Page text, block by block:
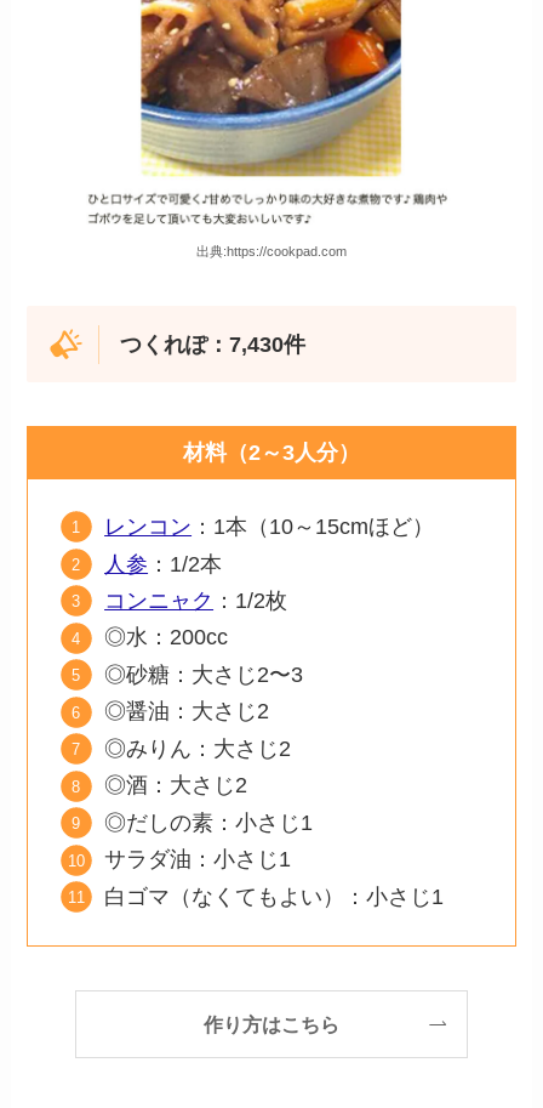
出典:https://cookpad.com
つくれぽ：7,430件
材料（2～3人分）
レンコン ：1本（10～15cmほど）
人参 ：1/2本
コンニャク ：1/2枚
◎水：200cc
◎砂糖：大さじ2〜3
◎醤油：大さじ2
◎みりん：大さじ2
◎酒：大さじ2
◎だしの素：小さじ1
サラダ油：小さじ1
白ゴマ（なくてもよい）：小さじ1
作り方はこちら